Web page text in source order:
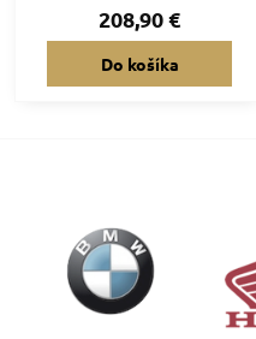
208,90 €
Do košíka